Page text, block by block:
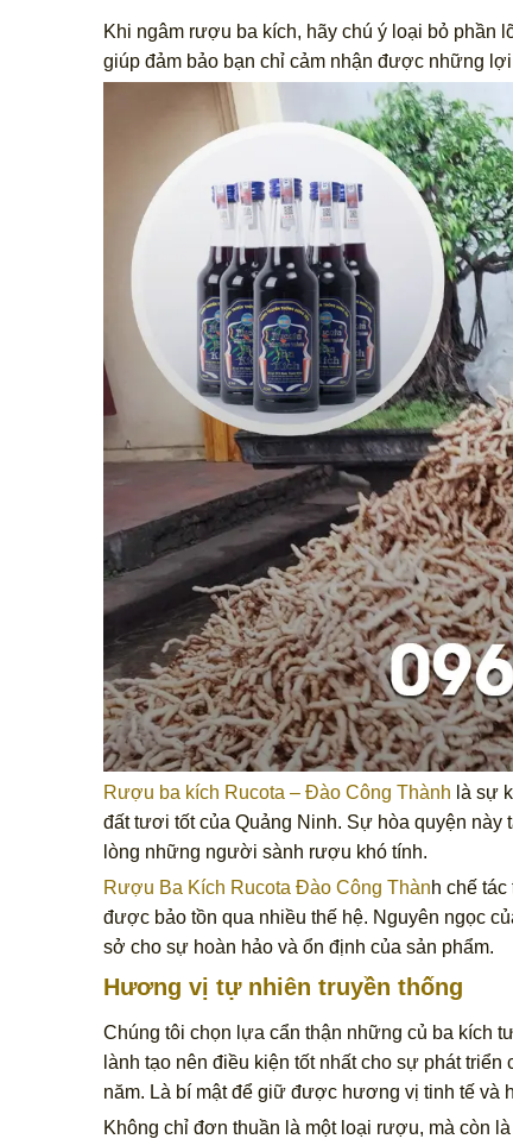
Khi ngâm rượu ba kích, hãy chú ý loại bỏ phần
giúp đảm bảo bạn chỉ cảm nhận được những
Rượu ba kích Rucota – Đào Công Thành là sự
đất tươi tốt của Quảng Ninh. Sự hòa quyện
lòng những người sành rượu khó tính.
Rượu Ba Kích Rucota Đào Công Thành chế
được bảo tồn qua nhiều thế hệ. Nguyên ngọc
sở cho sự hoàn hảo và ổn định của sản phẩm.
Hương vị tự nhiên truyền thống
Chúng tôi chọn lựa cẩn thận những củ ba kích
lành tạo nên điều kiện tốt nhất cho sự phát
năm. Là bí mật để giữ được hương vị tinh tế và
Không chỉ đơn thuần là một loại rượu, mà còn